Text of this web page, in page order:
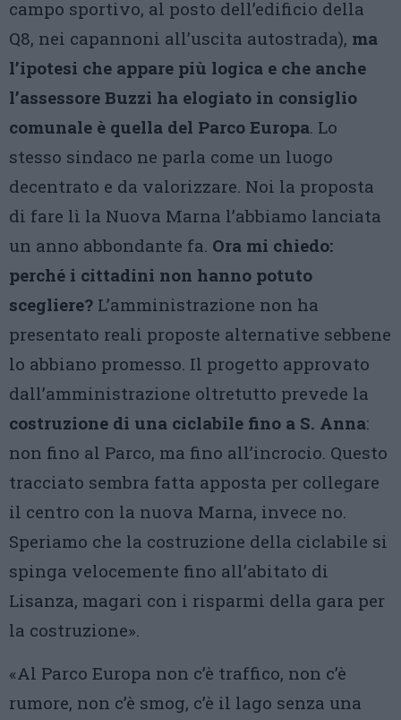
campo sportivo, al posto dell’edificio della
Q8, nei capannoni all’uscita autostrada), ma
l’ipotesi che appare più logica e che anche
l’assessore Buzzi ha elogiato in consiglio
comunale è quella del Parco Europa. Lo
stesso sindaco ne parla come un luogo
decentrato e da valorizzare. Noi la proposta
di fare lì la Nuova Marna l’abbiamo lanciata
un anno abbondante fa. Ora mi chiedo:
perché i cittadini non hanno potuto
scegliere? L’amministrazione non ha
presentato reali proposte alternative sebbene
lo abbiano promesso. Il progetto approvato
dall’amministrazione oltretutto prevede la
costruzione di una ciclabile fino a S. Anna:
non fino al Parco, ma fino all’incrocio. Questo
tracciato sembra fatta apposta per collegare
il centro con la nuova Marna, invece no.
Speriamo che la costruzione della ciclabile si
spinga velocemente fino all’abitato di
Lisanza, magari con i risparmi della gara per
la costruzione».
«Al Parco Europa non c’è traffico, non c’è
rumore, non c’è smog, c’è il lago senza una